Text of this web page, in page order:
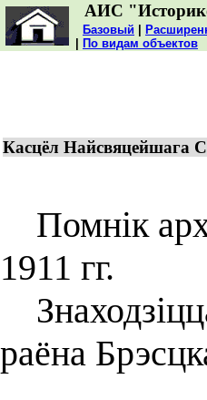
АИС
Базовый
По видам объектов
Касцёл Найсвяцейшага
Помнік
1911 гг.
раёна